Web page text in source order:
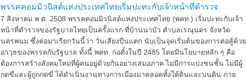
พรรคคอมมิวนิสต์แห่งประเทศไทยเริ่มปะทะกับเจ้าหน้าที่ตำรวจ
7 สิงหาคม พ.ศ. 2508 พรรคคอมมิวนิสต์แห่งประเทศไทย (พคท.) เริ่มปะทะกับเจ้า
หน้าที่ตำรวจของรัฐบาลไทยเป็นครั้งแรก ที่บ้านนาบัว ตำบลเรณุนคร จังหวัด
นครพนม ซึ่งต่อมาเรียกวันนี้ว่า วันเสียงปืนแตก นับเป็นจุดเริ่มต้นของการต่อสู้ด้วย
อาวุธของพรรคกับรัฐบาล ทั้งนี้ พคท. ก่อตั้งในปี 2485 โดยมีนโยบายหลัก ๆ คือ
ต้องการสร้างสังคมใหม่ที่ผู้คนอยู่ด้วยกันอย่างเสมอภาค ไม่มีการแบ่งชนชั้น ไม่มีผู้
กดขี่และผู้ถูกกดขี่ ได้ดำเนินงานทางการเมืองมาตลอดทั้งใต้ดินและบนดิน ภาย